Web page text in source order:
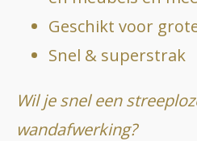
Geschikt voor
Snel & superstrak
Wil je snel een
wandafwerking?